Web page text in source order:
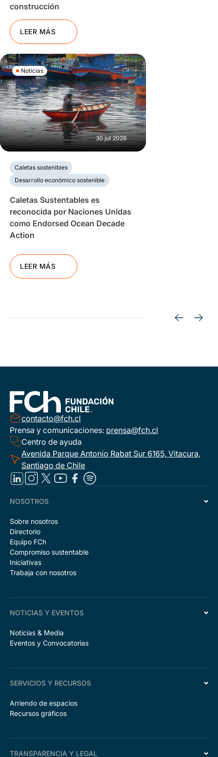
construcción
LEER MÁS
Noticias
30 jul 2026
Caletas sostenibles
Desarrollo económico sostenible
Caletas Sustentables es
reconocida por Naciones Unidas
como Endorsed Ocean Decade
Action
LEER MÁS
contacto@fch.cl
Prensa y comunicaciones: prensa@fch.cl
Centro de ayuda
Avenida Parque Antonio Rabat Sur 6165, Vitacura,
Santiago de Chile
NOSOTROS
Sobre nosotros
Directorio
Equipo FCh
Compromiso sustentable
Iniciativas
Trabaja con nosotros
NOTICIAS Y EVENTOS
Noticias & Media
Eventos y Convocatorias
SERVICIOS Y RECURSOS
Arriendo de espacios
Recursos gráficos
TRANSPARENCIA Y LEGAL